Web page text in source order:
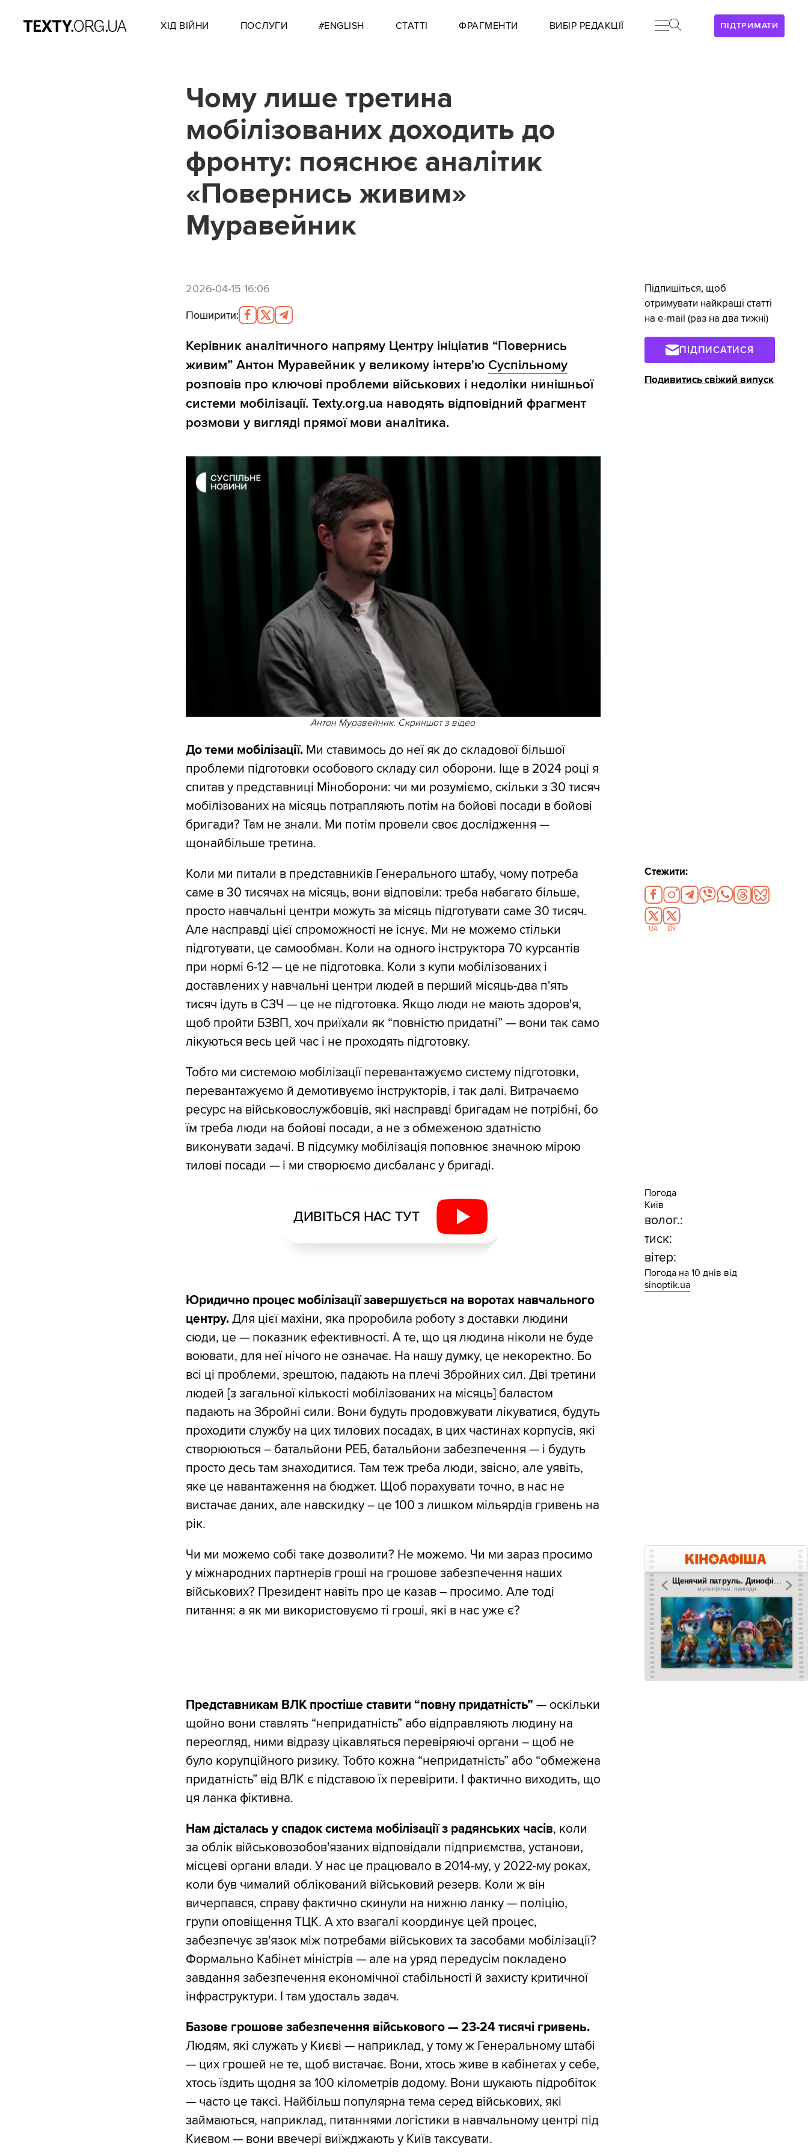
ПІДТРИМАТИ
ХІД ВІЙНИ ПОСЛУГИ #ENGLISH СТАТТІ ФРАГМЕНТИ ВИБІР РЕДАКЦІЇ
Чому лише третина
мобілізованих доходить до
фронту: пояснює аналітик
«Повернись живим»
Муравейник
2026-04-15 16:06
Поширити:
Керівник аналітичного напряму Центру ініціатив “Повернись
живим” Антон Муравейник у великому інтерв'ю Суспільному
розповів про ключові проблеми військових і недоліки нинішньої
системи мобілізації. Texty.org.ua наводять відповідний фрагмент
розмови у вигляді прямої мови аналітика.
Антон Муравейник. Скриншот з відео
До теми мобілізації.Ми ставимось до неї як до складової більшої
проблеми підготовки особового складу сил оборони. Іще в 2024 році я
спитав у представниці Міноборони: чи ми розуміємо, скільки з 30 тисяч
мобілізованих на місяць потрапляють потім на бойові посади в бойові
бригади? Там не знали. Ми потім провели своє дослідження —
щонайбільше третина.
Коли ми питали в представників Генерального штабу, чому потреба
саме в 30 тисячах на місяць, вони відповіли: треба набагато більше,
просто навчальні центри можуть за місяць підготувати саме 30 тисяч.
Але насправді цієї спроможності не існує. Ми не можемо стільки
підготувати, це самообман. Коли на одного інструктора 70 курсантів
при нормі 6-12 — це не підготовка. Коли з купи мобілізованих і
доставлених у навчальні центри людей в перший місяць-два п'ять
тисяч ідуть в СЗЧ — це не підготовка. Якщо люди не мають здоров'я,
щоб пройти БЗВП, хоч приїхали як “повністю придатні” — вони так само
лікуються весь цей час і не проходять підготовку.
Тобто ми системою мобілізації перевантажуємо систему підготовки,
перевантажуємо й демотивуємо інструкторів, і так далі. Витрачаємо
ресурс на військовослужбовців, які насправді бригадам не потрібні, бо
їм треба люди на бойові посади, а не з обмеженою здатністю
виконувати задачі. В підсумку мобілізація поповнює значною мірою
тилові посади — і ми створюємо дисбаланс у бригаді.
ДИВІТЬСЯ НАС ТУТ
Юридично процес мобілізації завершується на воротах навчального
центру.Для цієї махіни, яка проробила роботу з доставки людини
сюди, це — показник ефективності. А те, що ця людина ніколи не буде
воювати, для неї нічого не означає. На нашу думку, це некоректно. Бо
всі ці проблеми, зрештою, падають на плечі Збройних сил. Дві третини
людей [з загальної кількості мобілізованих на місяць] баластом
падають на Збройні сили. Вони будуть продовжувати лікуватися, будуть
проходити службу на цих тилових посадах, в цих частинах корпусів, які
створюються – батальйони РЕБ, батальйони забезпечення — і будуть
просто десь там знаходитися. Там теж треба люди, звісно, але уявіть,
яке це навантаження на бюджет. Щоб порахувати точно, в нас не
вистачає даних, але навскидку – це 100 з лишком мільярдів гривень на
рік.
Чи ми можемо собі таке дозволити? Не можемо. Чи ми зараз просимо
у міжнародних партнерів гроші на грошове забезпечення наших
військових? Президент навіть про це казав – просимо. Але тоді
питання: а як ми використовуємо ті гроші, які в нас уже є?
Представникам ВЛК простіше ставити “повну придатність” — оскільки
щойно вони ставлять “непридатність” або відправляють людину на
переогляд, ними відразу цікавляться перевіряючі органи – щоб не
було корупційного ризику. Тобто кожна “непридатність” або “обмежена
придатність” від ВЛК є підставою їх перевірити. І фактично виходить, що
ця ланка фіктивна.
Нам дісталась у спадок система мобілізації з радянських часів, коли
за облік військовозобов'язаних відповідали підприємства, установи,
місцеві органи влади. У нас це працювало в 2014-му, у 2022-му роках,
коли був чималий облікований військовий резерв. Коли ж він
вичерпався, справу фактично скинули на нижню ланку — поліцію,
групи оповіщення ТЦК. А хто взагалі координує цей процес,
забезпечує зв'язок між потребами військових та засобами мобілізації?
Формально Кабінет міністрів — але на уряд передусім покладено
завдання забезпечення економічної стабільності й захисту критичної
інфраструктури. І там удосталь задач.
Базове грошове забезпечення військового — 23-24 тисячі гривень.
Людям, які служать у Києві — наприклад, у тому ж Генеральному штабі
— цих грошей не те, щоб вистачає. Вони, хтось живе в кабінетах у себе,
хтось їздить щодня за 100 кілометрів додому. Вони шукають підробіток
— часто це таксі. Найбільш популярна тема серед військових, які
займаються, наприклад, питаннями логістики в навчальному центрі під
Києвом — вони ввечері виїжджають у Київ таксувати.
Підпишіться, щоб
отримувати найкращі статті
на e-mail (раз на два тижні)
ПІДПИСАТИСЯ
Подивитись свіжий випуск
Стежити:
UA EN
Погода
Київ
волог.:
тиск:
вітер:
Погода на 10 днів від
sinoptik.ua